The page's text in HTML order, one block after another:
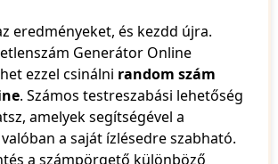
eredményeket, és kezdd újra.
Generátor Online
ezzel csinálni random szám
. Számos testreszabási lehetőség
amelyek segítségével a
a saját ízlésedre szabható.
a számpörgető különböző